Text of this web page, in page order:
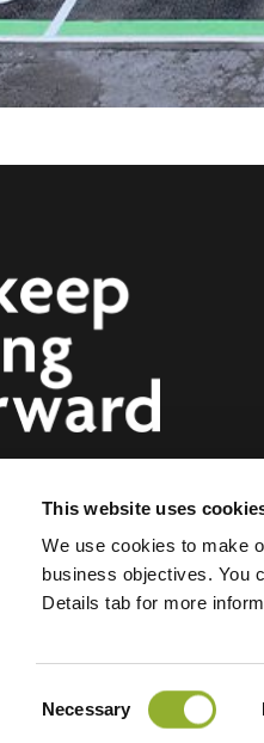
This website uses
We use cookies to make
business objectives. You
Details tab for more
Necessary
for elbiler,
bedrifter og byer. Våre
det enklere for bedrifter og
trenger, samtidig som
Vilkår for bruk
Informasjonskapsler